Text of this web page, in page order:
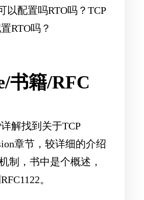
以配置吗RTO吗？TCP
RTO吗？
书籍/RFC
解找到关于TCP
章节，较详细的介绍
制，书中是个概述，
。